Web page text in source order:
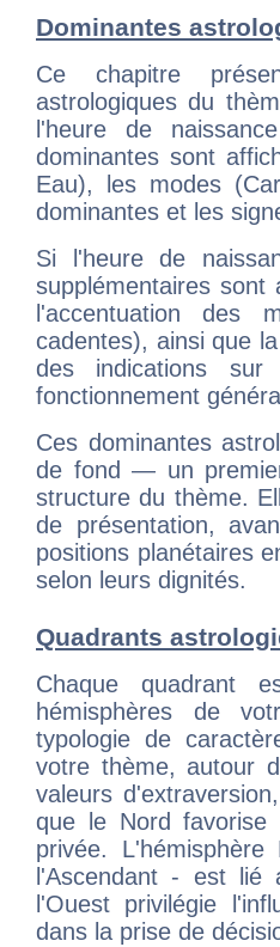
Dominantes
Ce chapitre
astrologiques du
l'heure de
dominantes sont
Eau), les modes
dominantes et les
Si l'heure de
supplémentaires sont
l'accentuation des
cadentes), ainsi que
des indications sur
fonctionnement
Ces dominantes
de fond — un
structure du thème.
de présentation,
positions planétaires
selon leurs dignités.
Quadrants
Chaque quadrant
hémisphères de
typologie de
votre thème, autour
valeurs
que le Nord favorise
privée.
l'Ascendant - est
l'Ouest privilégie
dans la prise de